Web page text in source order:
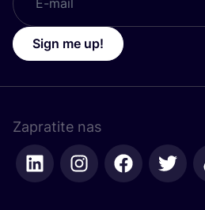
Sign me up!
Zapratite nas